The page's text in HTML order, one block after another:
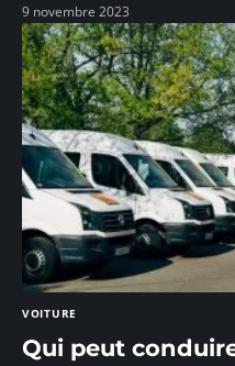
9 novembre 2023
VOITURE
Qui peut